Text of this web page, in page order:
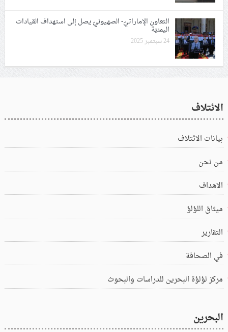
التعاون الإماراتيّ- الصهيونيّ يصل إلى استهداف القيادات
اليمنيّة
24 سبتمبر 2025
الائتلاف
بيانات الائتلاف
من نحن
الاهداف
ميثاق اللؤلؤ
التقارير
في الصحافة
مركز لؤلؤة البحرين للدراسات والبحوث
البحرين